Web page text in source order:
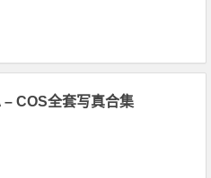
– COS全套写真合集